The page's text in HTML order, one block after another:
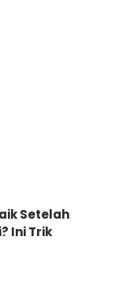
Setelah
Ini Trik